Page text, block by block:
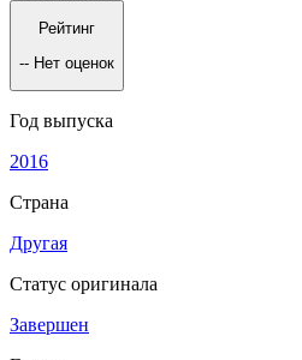
Рейтинг
-- Нет оценок
Год выпуска
2016
Страна
Другая
Статус оригинала
Завершен